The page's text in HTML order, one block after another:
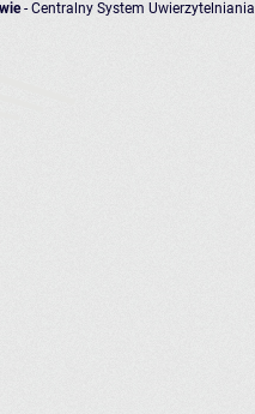
- Centralny System Uwierzytelniania